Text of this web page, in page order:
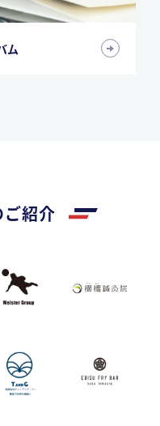
ム
紹介